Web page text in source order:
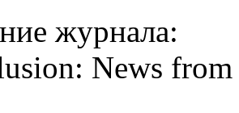
журнала:
News